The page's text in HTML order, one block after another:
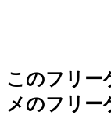
このフリー
メのフリー